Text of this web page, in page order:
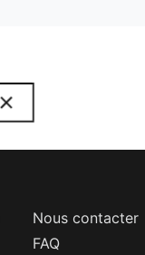
Nous contacter
FAQ